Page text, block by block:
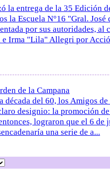
la entrega de la 35 Edición
la Escuela N°16 "Gral.
por sus autoridades,
Irma "Lila" Allegri por
de la Campana
década del 60, los Amigos
designio: la promoción de
lograron que el 6
una serie de a...